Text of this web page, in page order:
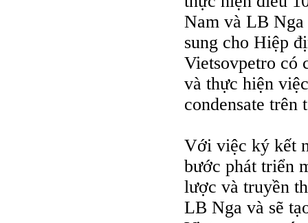
Nam và LB
sung cho Hiệp
Vietsovpetro có
và thực hiện
condensate trên
Với việc ký kết
bước phát triển
lược và truyền
LB Nga và sẽ